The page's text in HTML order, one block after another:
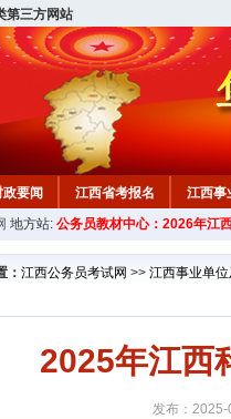
第三方网站
政要闻 江西省考报名 江西事
地方站: 公务员教材中心：2026年江
： 江西公务员考试网 >> 江西事业单
2025年江西
发布：